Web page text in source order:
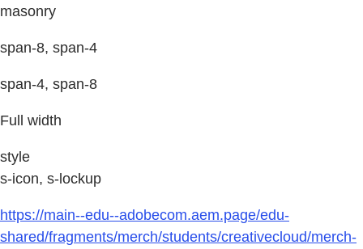
masonry
span-8, span-4
span-4, span-8
Full width
style
s-icon, s-lockup
https://main--edu--adobecom.aem.page/edu-
shared/fragments/merch/students/creativecloud/merch-